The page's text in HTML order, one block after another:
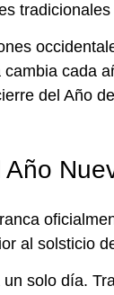
cambia cada
del Año
al solsticio
solo día.